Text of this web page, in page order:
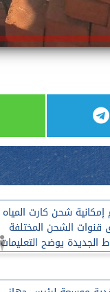
إمكانية شحن كارت المياه
الشحن المختلفة
الجديدة يوضح التعليمات